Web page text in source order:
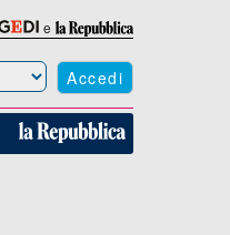
e
Accedi